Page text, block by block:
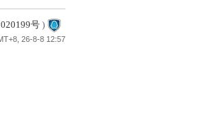
号 )
26-8-8 12:57